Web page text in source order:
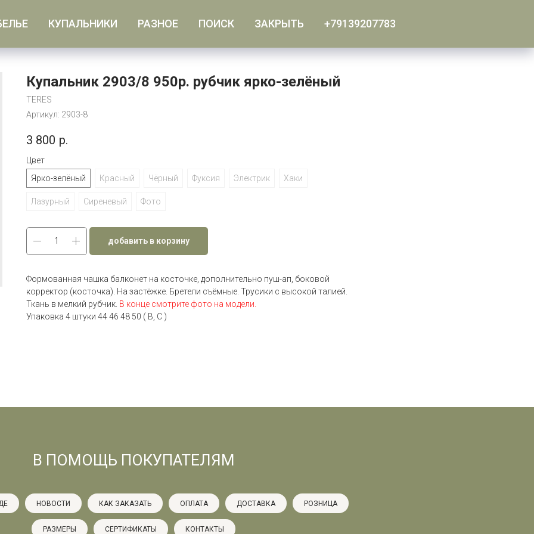
КУПАЛЬНИКИ РАЗНОЕ ПОИСК ЗАКРЫТЬ +79139207783
Купальник 2903/8 950р. рубчик ярко-зелёный
TERES
Артикул: 2903-8
3 800 р.
Цвет
Ярко-зелёный
Красный Чёрный Фуксия Электрик Хаки
Лазурный Сиреневый Фото
добавить в корзину
Формованная чашка балконет на косточке, дополнительно пуш-ап, боковой
корректор (косточка). На застёжке. Бретели съёмные. Трусики с высокой талией.
Ткань в мелкий рубчик. В конце смотрите фото на модели.
Упаковка 4 штуки 44 46 48 50 ( B, С )
В ПОМОЩЬ ПОКУПАТЕЛЯМ
НОВОСТИ КАК ЗАКАЗАТЬ ОПЛАТА ДОСТАВКА РОЗНИЦА
РАЗМЕРЫ СЕРТИФИКАТЫ КОНТАКТЫ